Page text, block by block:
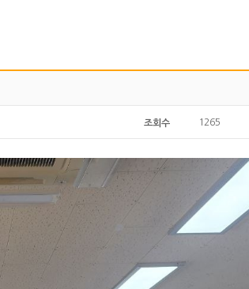
조회수 1265